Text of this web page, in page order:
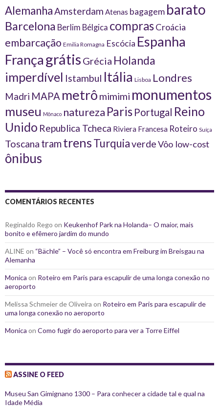
AlemanhaAmsterdam Atenas bagagem barato
Barcelona Berlim Bélgica comprasCroácia
embarcação Emilia Romagna Escócia Espanha
Françagrátis Grécia Holanda
imperdível Istambul Itália Lisboa Londres
Madri MAPA metrô mimimi monumentos
museu Mônaco natureza Paris Portugal Reino
Unido Republica Tcheca Riviera Francesa Roteiro Suíça
Toscana tramtrensTurquiaverdeVôo low-cost
ônibus
COMENTÁRIOS RECENTES
Reginaldo Rego on Keukenhof Park na Holanda– O maior, mais
bonito e efêmero jardim do mundo
ALINE on “Bächle” – Você só encontra em Freiburg im Breisgau na
Alemanha
Monica on Roteiro em Paris para escapulir de uma longa conexão no
aeroporto
Melissa Schmeier de Oliveira on Roteiro em Paris para escapulir de
uma longa conexão no aeroporto
Monica on Como fugir do aeroporto para ver a Torre Eiffel
ASSINE O FEED
Museu San Gimignano 1300 – Para conhecer a cidade tal e qual na
Idade Média